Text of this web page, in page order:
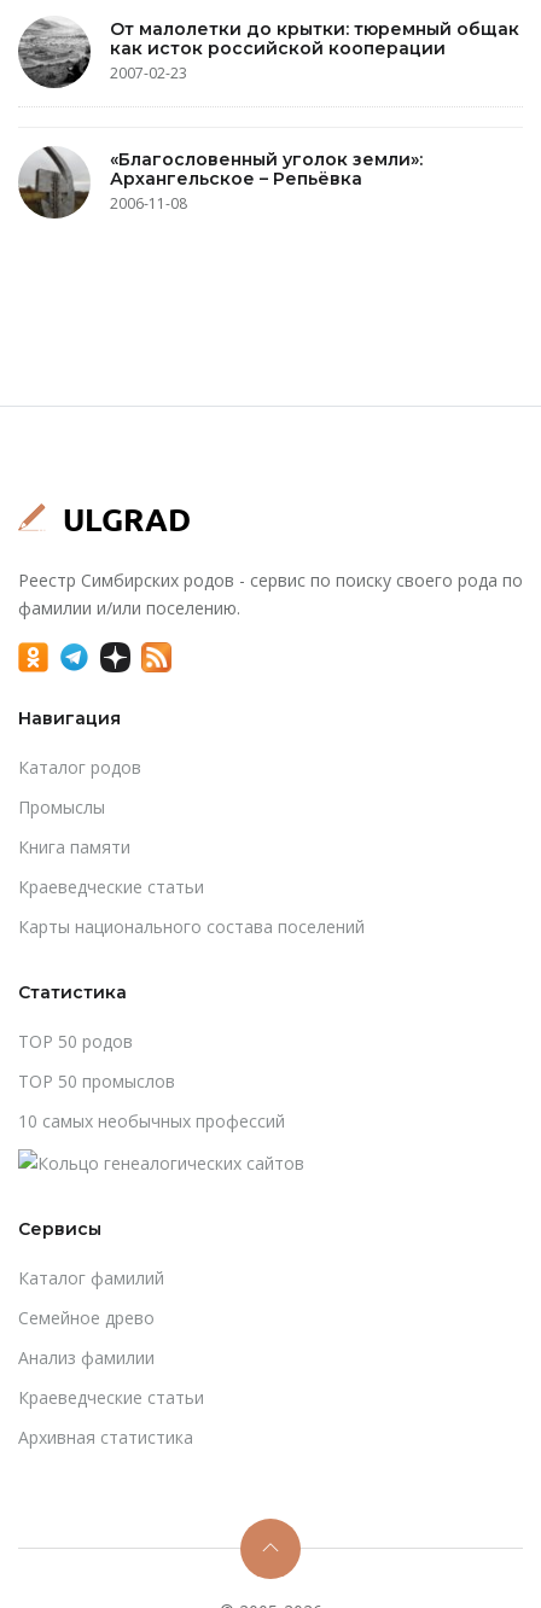
От малолетки до крытки: тюремный общак
как исток российской кооперации
2007-02-23
«Благословенный уголок земли»:
Архангельское – Репьёвка
2006-11-08
Реестр Симбирских родов - сервис по поиску своего рода по
фамилии и/или поселению.
Навигация
Каталог родов
Промыслы
Книга памяти
Краеведческие статьи
Карты национального состава поселений
Статистика
TOP 50 родов
TOP 50 промыслов
10 самых необычных профессий
Сервисы
Каталог фамилий
Cемейное древо
Анализ фамилии
Краеведческие статьи
Архивная статистика